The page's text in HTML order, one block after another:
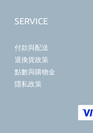
SERVICE
付款與配送
退換貨政策
點數與購物金
隱私政策